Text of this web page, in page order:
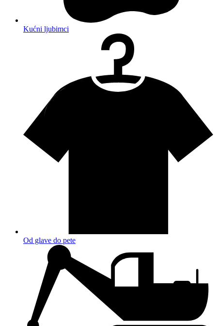
Kućni ljubimci
Od glave do pete